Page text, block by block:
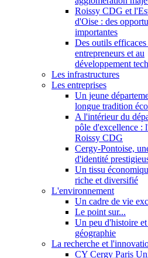
Roissy CDG et
d'Oise : des
importantes
Des outils
entrepreneurs et au
développement
Les infrastructures
Les entreprises
Un jeune
longue tradition
A l'intérieur du
pôle d'excellence :
Roissy CDG
Cergy-Pontoise,
d'identité
Un tissu
riche et diversifié
L'environnement
Un cadre de vie
Le point sur...
Un peu d'histoire
géographie
La recherche et
CY Cergy Paris